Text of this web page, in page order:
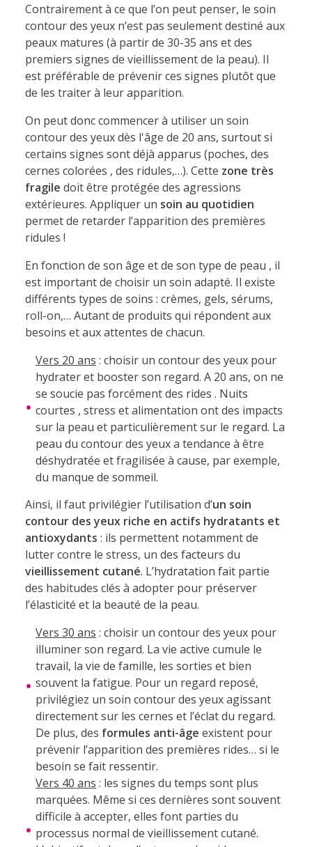
Contrairement à ce que l’on peut penser, le soin
contour des yeux n’est pas seulement destiné aux
peaux matures (à partir de 30-35 ans et des
premiers signes de vieillissement de la peau). Il
est préférable de prévenir ces signes plutôt que
de les traiter à leur apparition.
On peut donc commencer à utiliser un soin
contour des yeux dès l'âge de 20 ans, surtout si
certains signes sont déjà apparus (poches, des
cernes colorées , des ridules,…). Cette zone très
fragile doit être protégée des agressions
extérieures. Appliquer un soin au quotidien
permet de retarder l’apparition des premières
ridules !
En fonction de son âge et de son type de peau , il
est important de choisir un soin adapté. Il existe
différents types de soins : crèmes, gels, sérums,
roll-on,… Autant de produits qui répondent aux
besoins et aux attentes de chacun.
Vers 20 ans : choisir un contour des yeux pour
hydrater et booster son regard. A 20 ans, on ne
se soucie pas forcément des rides . Nuits
courtes , stress et alimentation ont des impacts
sur la peau et particulièrement sur le regard. La
peau du contour des yeux a tendance à être
déshydratée et fragilisée à cause, par exemple,
du manque de sommeil.
Ainsi, il faut privilégier l’utilisation d’un soin
contour des yeux riche en actifs hydratants et
antioxydants : ils permettent notamment de
lutter contre le stress, un des facteurs du
vieillissement cutané. L’hydratation fait partie
des habitudes clés à adopter pour préserver
l’élasticité et la beauté de la peau.
Vers 30 ans : choisir un contour des yeux pour
illuminer son regard. La vie active cumule le
travail, la vie de famille, les sorties et bien
souvent la fatigue. Pour un regard reposé,
privilégiez un soin contour des yeux agissant
directement sur les cernes et l’éclat du regard.
De plus, des formules anti-âge existent pour
prévenir l’apparition des premières rides… si le
besoin se fait ressentir.
Vers 40 ans : les signes du temps sont plus
marquées. Même si ces dernières sont souvent
difficile à accepter, elles font parties du
processus normal de vieillissement cutané.